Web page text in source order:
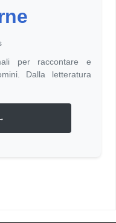
per raccontare e
Dalla letteratura